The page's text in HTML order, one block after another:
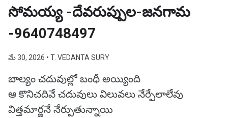
సోమయ్య -దేవరుప్పుల-జనగామ
-9640748497
మే 30, 2026 • T. VEDANTA SURY
బాల్యం చదువుల్లో బంధీ అయ్యింది
ఆ కొనిచదివే చదువులు విలువలు నేర్పేలాలేవు
విత్తమార్జనే నేర్పుతున్నాయి